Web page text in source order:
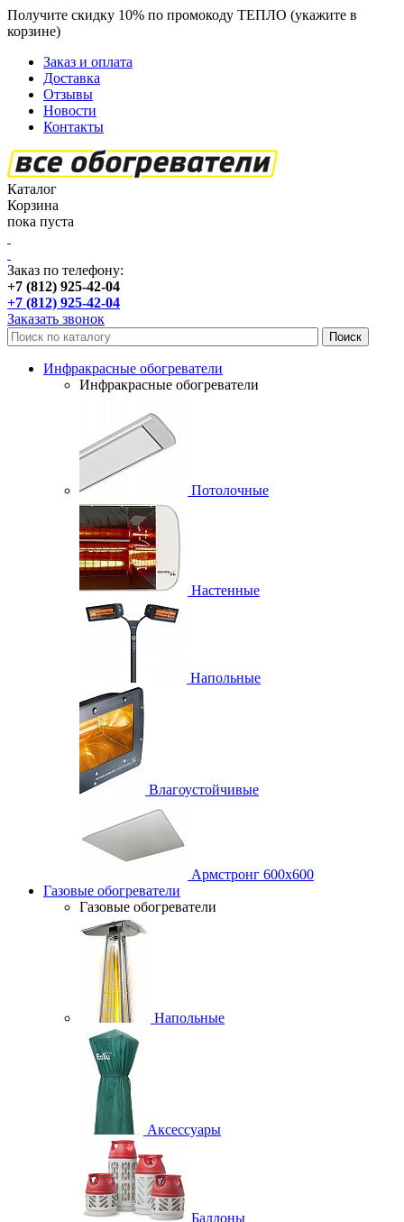
Получите скидку 10% по промокоду ТЕПЛО (укажите в
корзине)
Заказ и оплата
Доставка
Отзывы
Новости
Контакты
Каталог
Корзина
пока пуста
Заказ по телефону:
+7 (812) 925-42-04
+7 (812) 925-42-04
Заказать звонок
Инфракрасные обогреватели
Инфракрасные обогреватели
Потолочные
Настенные
Напольные
Влагоустойчивые
Армстронг 600х600
Газовые обогреватели
Газовые обогреватели
Напольные
Аксессуары
Баллоны